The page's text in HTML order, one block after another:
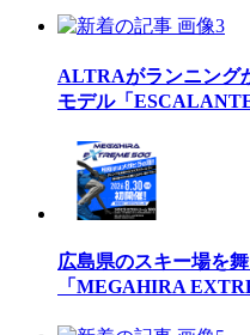
ALTRAがランニング
モデル「
広島県のスキー場を
「MEGAHIRA